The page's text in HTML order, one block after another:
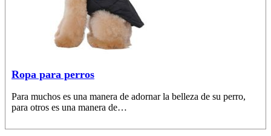
Ropa para perros
Para muchos es una manera de adornar la belleza de su perro,
para otros es una manera de…